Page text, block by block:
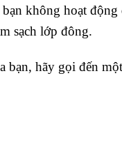
không hoạt động
sạch lớp đông.
bạn, hãy gọi đến